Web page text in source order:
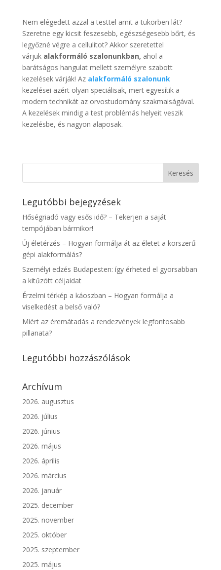
Nem elégedett azzal a testtel amit a tükörben lát?
Szeretne egy kicsit feszesebb, egészségesebb bőrt, és
legyőzné végre a cellulitot? Akkor szeretettel
várjuk alakformáló szalonunkban, ahol a
barátságos hangulat mellett személyre szabott
kezelések várják! Az alakformáló szalonunk
kezelései azért olyan speciálisak, mert egyesítik a
modern technikát az orvostudomány szakmaiságával.
A kezelések mindig a test problémás helyeit veszik
kezelésbe, és nagyon alaposak.
Legutóbbi bejegyzések
Hőségriadó vagy esős idő? – Tekerjen a saját
tempójában bármikor!
Új életérzés – Hogyan formálja át az életet a korszerű
gépi alakformálás?
Személyi edzés Budapesten: így érheted el gyorsabban
a kitűzött céljaidat
Érzelmi térkép a káoszban – Hogyan formálja a
viselkedést a belső való?
Miért az éremátadás a rendezvények legfontosabb
pillanata?
Legutóbbi hozzászólások
Archívum
2026. augusztus
2026. július
2026. június
2026. május
2026. április
2026. március
2026. január
2025. december
2025. november
2025. október
2025. szeptember
2025. május